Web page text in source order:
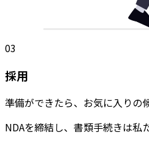
03
採用
準備ができたら、お気に入りの
NDAを締結し、書類手続きは私